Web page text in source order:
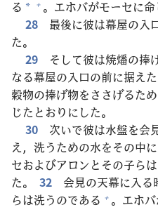
る * + 。エホバがモーセに命
28
最後に彼は幕屋の入
た。
29
そして彼は焼燔の捧
なる幕屋の入口の前に据え
穀物の捧げ物をささげるた
じたとおりにした。
30
次いで彼は水盤を会
え， 洗うための水をその中に
セおよびアロンとその子ら
た。
32 会見の天幕に入る
らは洗うのである + 。エホ